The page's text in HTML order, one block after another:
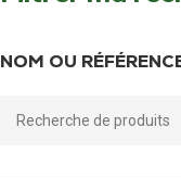
NOM OU